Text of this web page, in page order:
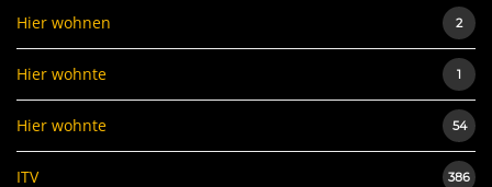
Hier wohnen 2
Hier wohnte 1
Hier wohnte 54
ITV 386